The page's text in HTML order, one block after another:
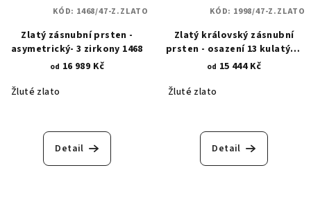
Zlatý zásnubní prsten -
asymetrický- 3 zirkony 1468
od 16 989 Kč
Žluté zlato
Detail
KÓD: 1468/47-Z.ZLATO
Zlatý královský zásnubní
prsten - osazení 13 kulatými
zirkony 1998
od 15 444 Kč
Žluté zlato
Detail
KÓD: 1998/47-Z.ZLATO